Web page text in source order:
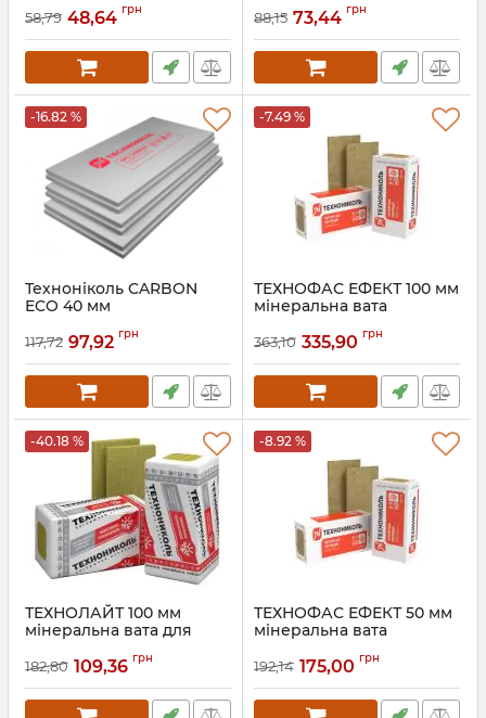
пінополістирол
58,79 48,64 грн
пінополістирол
Артикул: 031
88,15 73,44 грн
-16.82 %
Техноніколь CARBON
ECO 40 мм
пінополістирол
Артикул: 032
117,72 97,92 грн
-7.49 %
ТЕХНОФАС ЕФЕКТ 100 мм
мінеральна вата
Артикул: 082
363,10 335,90 грн
-40.18 %
ТЕХНОЛАЙТ 100 мм
мінеральна вата для
Артикул: 091
182,80 109,36 грн
-8.92 %
ТЕХНОФАС ЕФЕКТ 50 мм
мінеральна вата
Артикул: 081
192,14 175,00 грн